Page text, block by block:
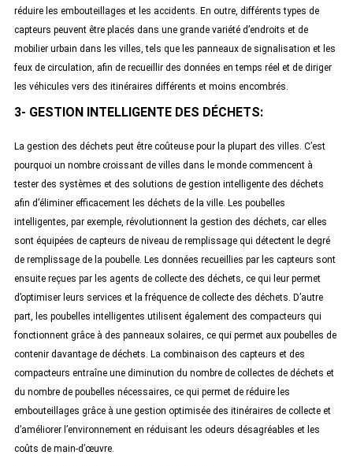
réduire les embouteillages et les accidents. En outre, différents types de
capteurs peuvent être placés dans une grande variété d’endroits et de
mobilier urbain dans les villes, tels que les panneaux de signalisation et les
feux de circulation, afin de recueillir des données en temps réel et de diriger
les véhicules vers des itinéraires différents et moins encombrés.
3- GESTION INTELLIGENTE DES DÉCHETS:
La gestion des déchets peut être coûteuse pour la plupart des villes. C’est
pourquoi un nombre croissant de villes dans le monde commencent à
tester des systèmes et des solutions de gestion intelligente des déchets
afin d’éliminer efficacement les déchets de la ville. Les poubelles
intelligentes, par exemple, révolutionnent la gestion des déchets, car elles
sont équipées de capteurs de niveau de remplissage qui détectent le degré
de remplissage de la poubelle. Les données recueillies par les capteurs sont
ensuite reçues par les agents de collecte des déchets, ce qui leur permet
d’optimiser leurs services et la fréquence de collecte des déchets. D’autre
part, les poubelles intelligentes utilisent également des compacteurs qui
fonctionnent grâce à des panneaux solaires, ce qui permet aux poubelles de
contenir davantage de déchets. La combinaison des capteurs et des
compacteurs entraîne une diminution du nombre de collectes de déchets et
du nombre de poubelles nécessaires, ce qui permet de réduire les
embouteillages grâce à une gestion optimisée des itinéraires de collecte et
d’améliorer l’environnement en réduisant les odeurs désagréables et les
coûts de main-d’œuvre.